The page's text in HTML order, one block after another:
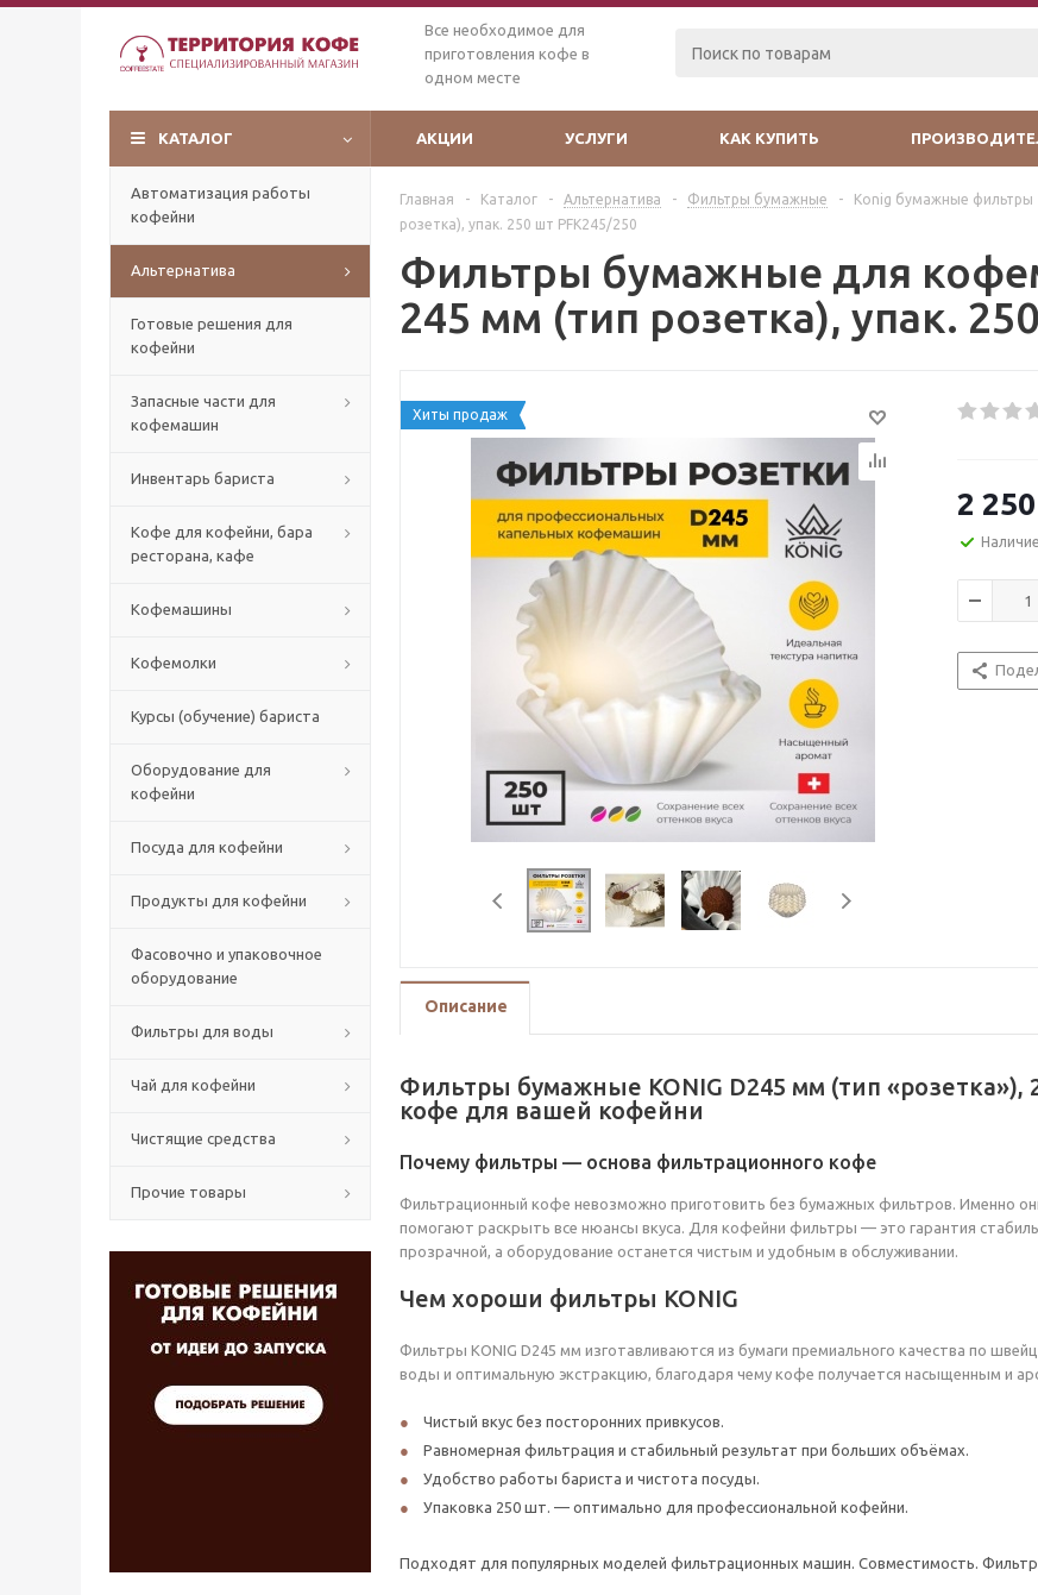
Все необходимое для
приготовления кофе в
одном месте
КАТАЛОГ АКЦИИ УСЛУГИ КАК КУПИТЬ
Автоматизация работы
кофейни
Альтернатива
Готовые решения для
кофейни
Запасные части для
кофемашин
Инвентарь бариста
Кофе для кофейни, бара
ресторана, кафе
Кофемашины
Кофемолки
Курсы (обучение) бариста
Оборудование для
кофейни
Посуда для кофейни
Продукты для кофейни
Фасовочно и упаковочное
оборудование
Фильтры для воды
Чай для кофейни
Чистящие средства
Прочие товары
Главная - Каталог - Альтернатива - Фильтры бумажные - Konig бумажные фильтры
розетка), упак. 250 шт PFK245/250
Фильтры бумажные для
245 мм (тип розетка), упак.
Хиты продаж
2 250
Описание
Фильтры бумажные KONIG D245 мм (тип
кофе для вашей кофейни
Почему фильтры — основа фильтрационного кофе
Фильтрационный кофе невозможно приготовить без бумажных фильтров. Именно
помогают раскрыть все нюансы вкуса. Для кофейни фильтры — это гарантия
прозрачной, а оборудование останется чистым и удобным в обслуживании.
Чем хороши фильтры KONIG
Фильтры KONIG D245 мм изготавливаются из бумаги премиального качества по
воды и оптимальную экстракцию, благодаря чему кофе получается насыщенным и
Чистый вкус без посторонних привкусов.
Равномерная фильтрация и стабильный результат при больших объёмах.
Удобство работы бариста и чистота посуды.
Упаковка 250 шт. — оптимально для профессиональной кофейни.
Подходят для популярных моделей фильтрационных машин. Совместимость.